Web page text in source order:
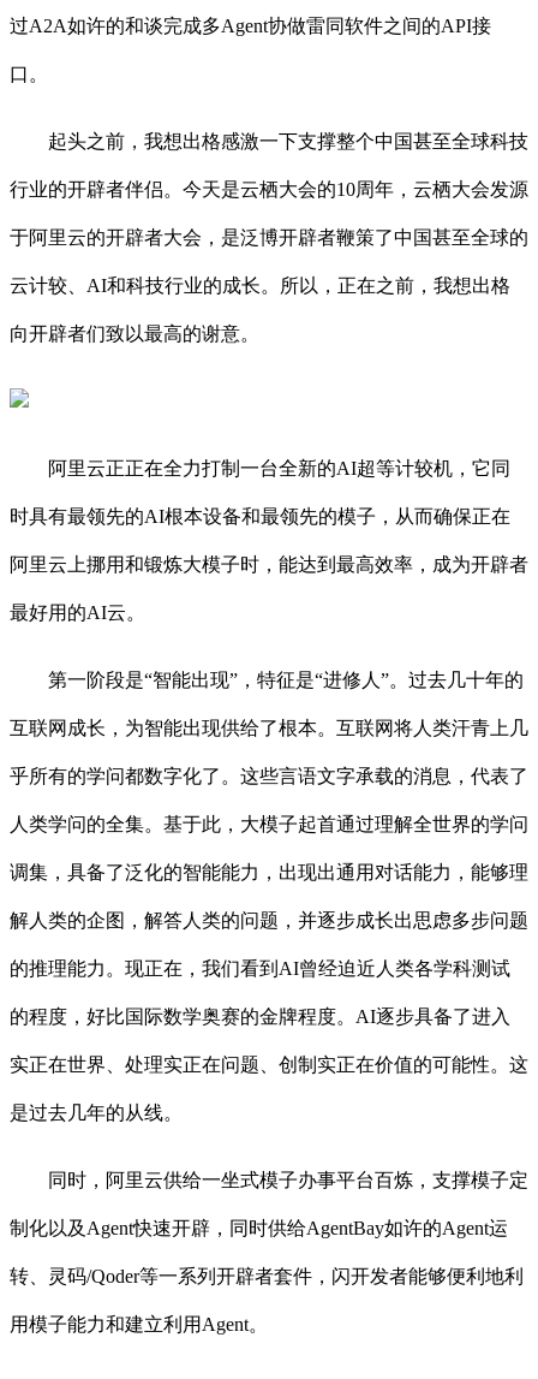
过A2A如许的和谈完成多Agent协做雷同软件之间的API接
口。
起头之前，我想出格感激一下支撑整个中国甚至全球科技
行业的开辟者伴侣。今天是云栖大会的10周年，云栖大会发源
于阿里云的开辟者大会，是泛博开辟者鞭策了中国甚至全球的
云计较、AI和科技行业的成长。所以，正在之前，我想出格
向开辟者们致以最高的谢意。
阿里云正正在全力打制一台全新的AI超等计较机，它同
时具有最领先的AI根本设备和最领先的模子，从而确保正在
阿里云上挪用和锻炼大模子时，能达到最高效率，成为开辟者
最好用的AI云。
第一阶段是“智能出现”，特征是“进修人”。过去几十年的
互联网成长，为智能出现供给了根本。互联网将人类汗青上几
乎所有的学问都数字化了。这些言语文字承载的消息，代表了
人类学问的全集。基于此，大模子起首通过理解全世界的学问
调集，具备了泛化的智能能力，出现出通用对话能力，能够理
解人类的企图，解答人类的问题，并逐步成长出思虑多步问题
的推理能力。现正在，我们看到AI曾经迫近人类各学科测试
的程度，好比国际数学奥赛的金牌程度。AI逐步具备了进入
实正在世界、处理实正在问题、创制实正在价值的可能性。这
是过去几年的从线。
同时，阿里云供给一坐式模子办事平台百炼，支撑模子定
制化以及Agent快速开辟，同时供给AgentBay如许的Agent运
转、灵码/Qoder等一系列开辟者套件，闪开发者能够便利地利
用模子能力和建立利用Agent。